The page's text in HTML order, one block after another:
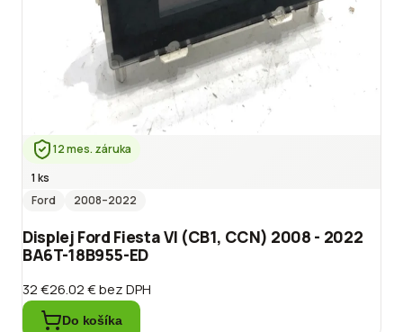
12 mes. záruka
1 ks
Ford
2008–2022
Displej Ford Fiesta VI (CB1, CCN) 2008 - 2022
BA6T-18B955-ED
32 €26.02 €bez DPH
Do košíka